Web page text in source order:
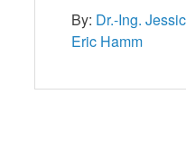
By: Dr.-Ing.
Eric Hamm